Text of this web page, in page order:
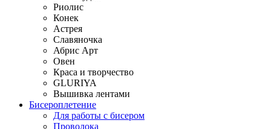
Риолис
Конек
Астрея
Славяночка
Абрис Арт
Овен
Краса и творчество
GLURIYA
Вышивка лентами
Бисероплетение
Для работы с бисером
Проволока